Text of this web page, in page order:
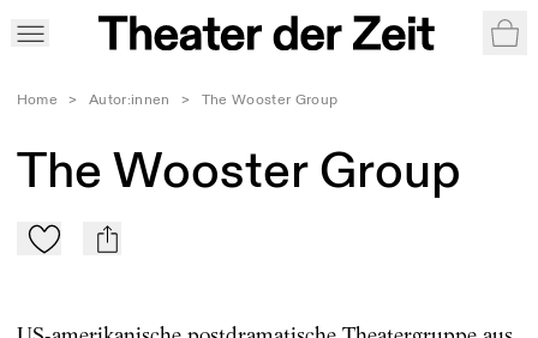
Home > Autor:innen > The Wooster Group
The Wooster Group
Zu Mein-TdZ hinzufügen
mail